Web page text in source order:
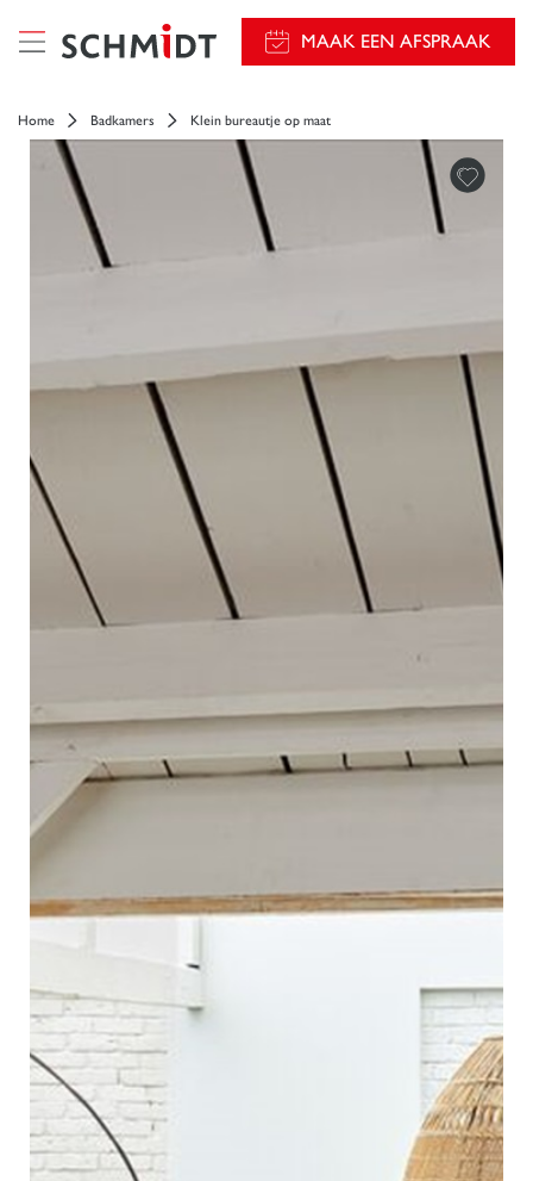
MAAK EEN AFSPRAAK
Home Badkamers Klein bureautje op maat